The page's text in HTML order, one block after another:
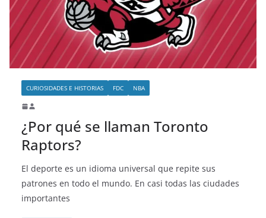
CURIOSIDADES E HISTORIAS FDC NBA
¿Por qué se llaman Toronto
Raptors?
El deporte es un idioma universal que repite sus
patrones en todo el mundo. En casi todas las ciudades
importantes